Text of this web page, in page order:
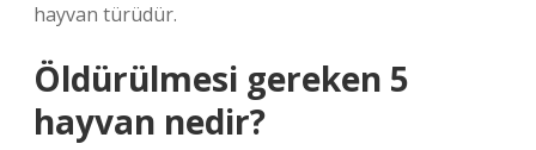
hayvan türüdür.
Öldürülmesi gereken 5
hayvan nedir?